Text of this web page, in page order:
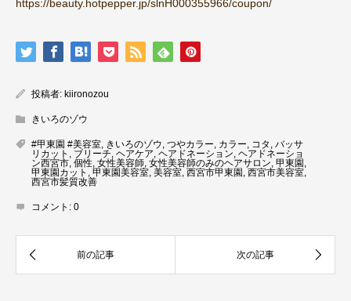
https://beauty.hotpepper.jp/slnH000355966/coupon/
投稿者: kiironozou
きいろのゾウ
#甲東園 #美容室, きいろのゾウ, つやカラー, カラー, コタ , バッサ
リカット , ブリーチ, ヘアケア, ヘアドネーション, ヘアドネーショ
ン西宮市, 個性, 女性美容師, 女性美容師のみのヘアサロン, 甲東園 ,
甲東園カット , 甲東園美容室, 美容室, 西宮市甲東園 , 西宮市美容室,
西宮市髪質改善
コメント: 0